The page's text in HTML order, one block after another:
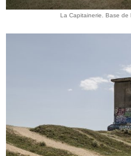
La Capitainerie. Base de